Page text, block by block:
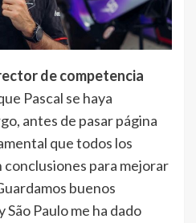
de competencia
Pascal se haya
antes de pasar página
que todos los
para mejorar
buenos
Paulo me ha dado